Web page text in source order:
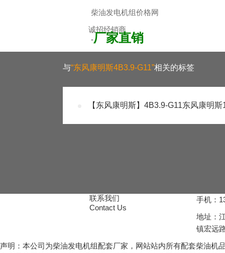
柴油发电机组价格网
-厂家直销
诚招经销商
加入经销商，享受更低折扣
与“东风康明斯4B3.9-G11”相关的标签
【东风康明斯】4B3.9-G11东风康明
联系我们
Contact Us
手机：
地址：
镇宏远
声明：本公司为柴油发电机组配套厂家，网站站内所有配套柴油